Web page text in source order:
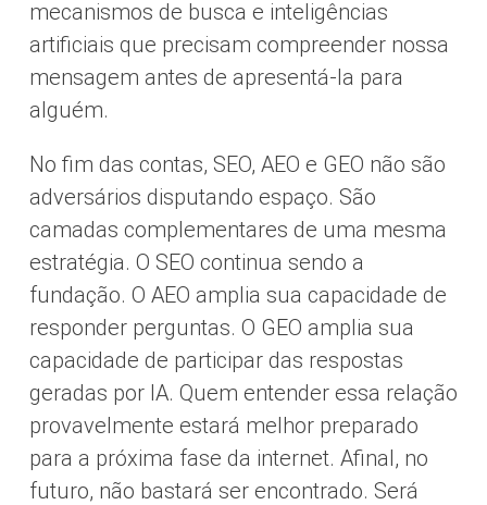
mecanismos de busca e inteligências
artificiais que precisam compreender nossa
mensagem antes de apresentá-la para
alguém.
No fim das contas, SEO, AEO e GEO não são
adversários disputando espaço. São
camadas complementares de uma mesma
estratégia. O SEO continua sendo a
fundação. O AEO amplia sua capacidade de
responder perguntas. O GEO amplia sua
capacidade de participar das respostas
geradas por IA. Quem entender essa relação
provavelmente estará melhor preparado
para a próxima fase da internet. Afinal, no
futuro, não bastará ser encontrado. Será